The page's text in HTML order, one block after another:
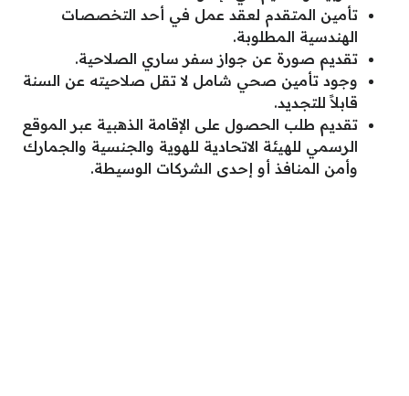
تأمين المتقدم لعقد عمل في أحد التخصصات
الهندسية المطلوبة.
تقديم صورة عن جواز سفر ساري الصلاحية.
وجود تأمين صحي شامل لا تقل صلاحيته عن السنة
قابلاً للتجديد.
تقديم طلب الحصول على الإقامة الذهبية عبر الموقع
الرسمي للهيئة الاتحادية للهوية والجنسية والجمارك
وأمن المنافذ أو إحدى الشركات الوسيطة.